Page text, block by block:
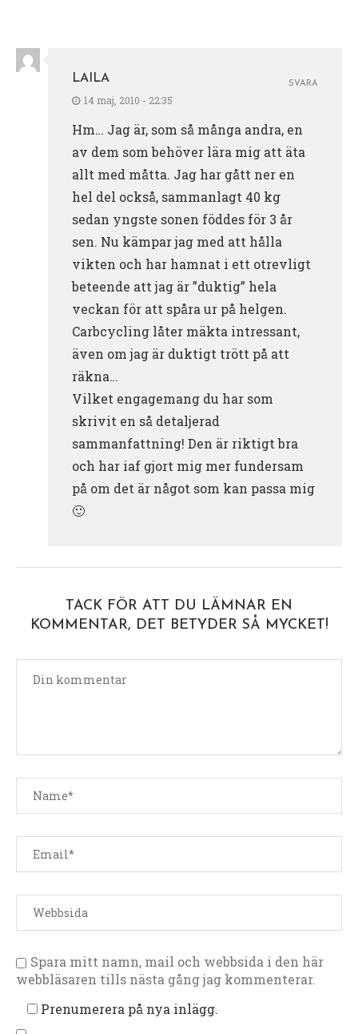
LAILA
14 maj, 2010 - 22:35
Hm… Jag är, som så många andra, en
av dem som behöver lära mig att äta
allt med måtta. Jag har gått ner en
hel del också, sammanlagt 40 kg
sedan yngste sonen föddes för 3 år
sen. Nu kämpar jag med att hålla
vikten och har hamnat i ett otrevligt
beteende att jag är ”duktig” hela
veckan för att spåra ur på helgen.
Carbcycling låter mäkta intressant,
även om jag är duktigt trött på att
räkna…
Vilket engagemang du har som
skrivit en så detaljerad
sammanfattning! Den är riktigt bra
och har iaf gjort mig mer fundersam
på om det är något som kan passa mig
🙂
SVARA
TACK FÖR ATT DU LÄMNAR EN
KOMMENTAR, DET BETYDER SÅ MYCKET!
Spara mitt namn, mail och webbsida i den här
webbläsaren tills nästa gång jag kommenterar.
Prenumerera på nya inlägg.